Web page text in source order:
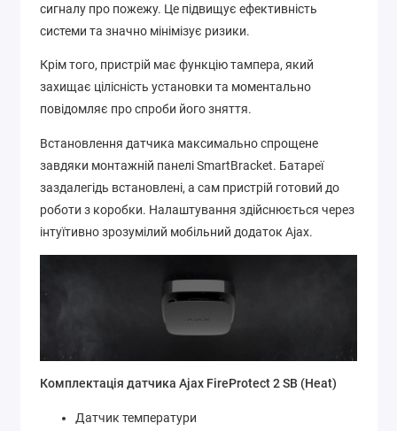
сигналу про пожежу. Це підвищує ефективність
системи та значно мінімізує ризики.
Крім того, пристрій має функцію тампера, який
захищає цілісність установки та моментально
повідомляє про спроби його зняття.
Встановлення датчика максимально спрощене
завдяки монтажній панелі SmartBracket. Батареї
заздалегідь встановлені, а сам пристрій готовий до
роботи з коробки. Налаштування здійснюється через
інтуїтивно зрозумілий мобільний додаток Ajax.
Комплектація датчика Ajax FireProtect 2 SB (Heat)
Датчик температури